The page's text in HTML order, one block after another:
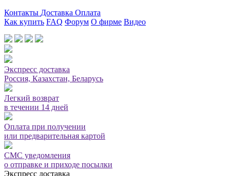
Контакты Доставка Оплата
Как купить FAQ Форум О фирме Видео
Экспресс доставка
Россия, Казахстан, Беларусь
Легкий возврат
в течении 14 дней
Оплата при получении
или предварительная картой
СМС уведомления
о отправке и приходе посылки
Экспресс доставка